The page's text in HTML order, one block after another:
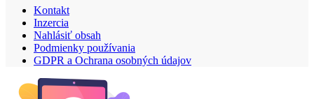
Kontakt
Inzercia
Nahlásiť obsah
Podmienky používania
GDPR a Ochrana osobných údajov